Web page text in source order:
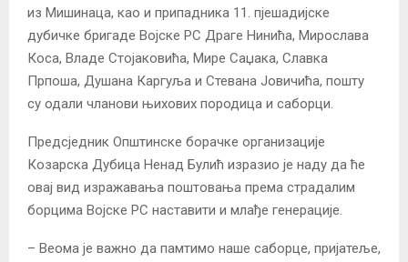
из Мишинаца, као и припадника 11. пјешадијске
дубичке бригаде Војске РС Драге Нинића, Мирослава
Коса, Владе Стојаковића, Мире Саџака, Славка
Прпоша, Душана Каргуља и Стевана Јовичића, пошту
су одали чланови њихових породица и саборци.
Предсједник Општинске борачке организације
Козарска Дубица Ненад Булић изразио је наду да ће
овај вид изражавања поштовања према страдалим
борцима Војске РС наставити и млађе генерације.
– Веома је важно да памтимо наше саборце, пријатеље,